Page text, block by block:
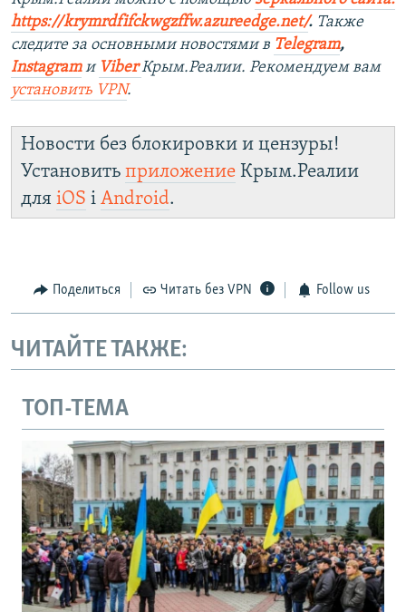
https://krymrdfifckwgzffw.azureedge.net/. ​ Также
следите за основными новостями в Telegram,
Instagram и ViberКрым.Реалии. Рекомендуем вам
установить VPN.
Новости без блокировки и цензуры!
Установить приложение Крым.Реалии
для iOS і Android.
Поделиться Читать без VPN Follow us
ЧИТАЙТЕ ТАКЖЕ:
ТОП-ТЕМА